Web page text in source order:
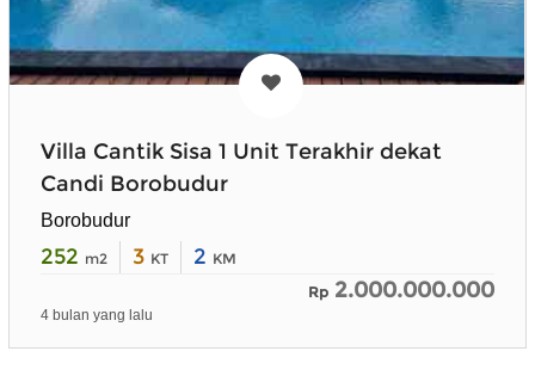
Villa Cantik Sisa 1 Unit Terakhir dekat
Candi Borobudur
Borobudur
252 m2 3 KT 2 KM
Rp 2.000.000.000
4 bulan yang lalu